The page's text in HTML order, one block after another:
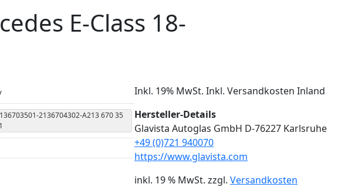
E-Class 18-
2136704302-A213 670 35
Inkl. 19% MwSt. Inkl. Versandkosten Inland
Hersteller-Details
Glavista Autoglas GmbH D-76227 Karlsruhe
+49 (0)721 940070
https://www.glavista.com
inkl. 19 % MwSt. zzgl. Versandkosten